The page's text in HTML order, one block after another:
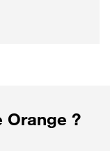
Orange ?